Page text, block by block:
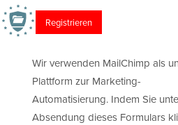
Wir verwenden MailChimp als
Plattform zur Marketing-
Automatisierung. Indem Sie
Absendung dieses Formulars